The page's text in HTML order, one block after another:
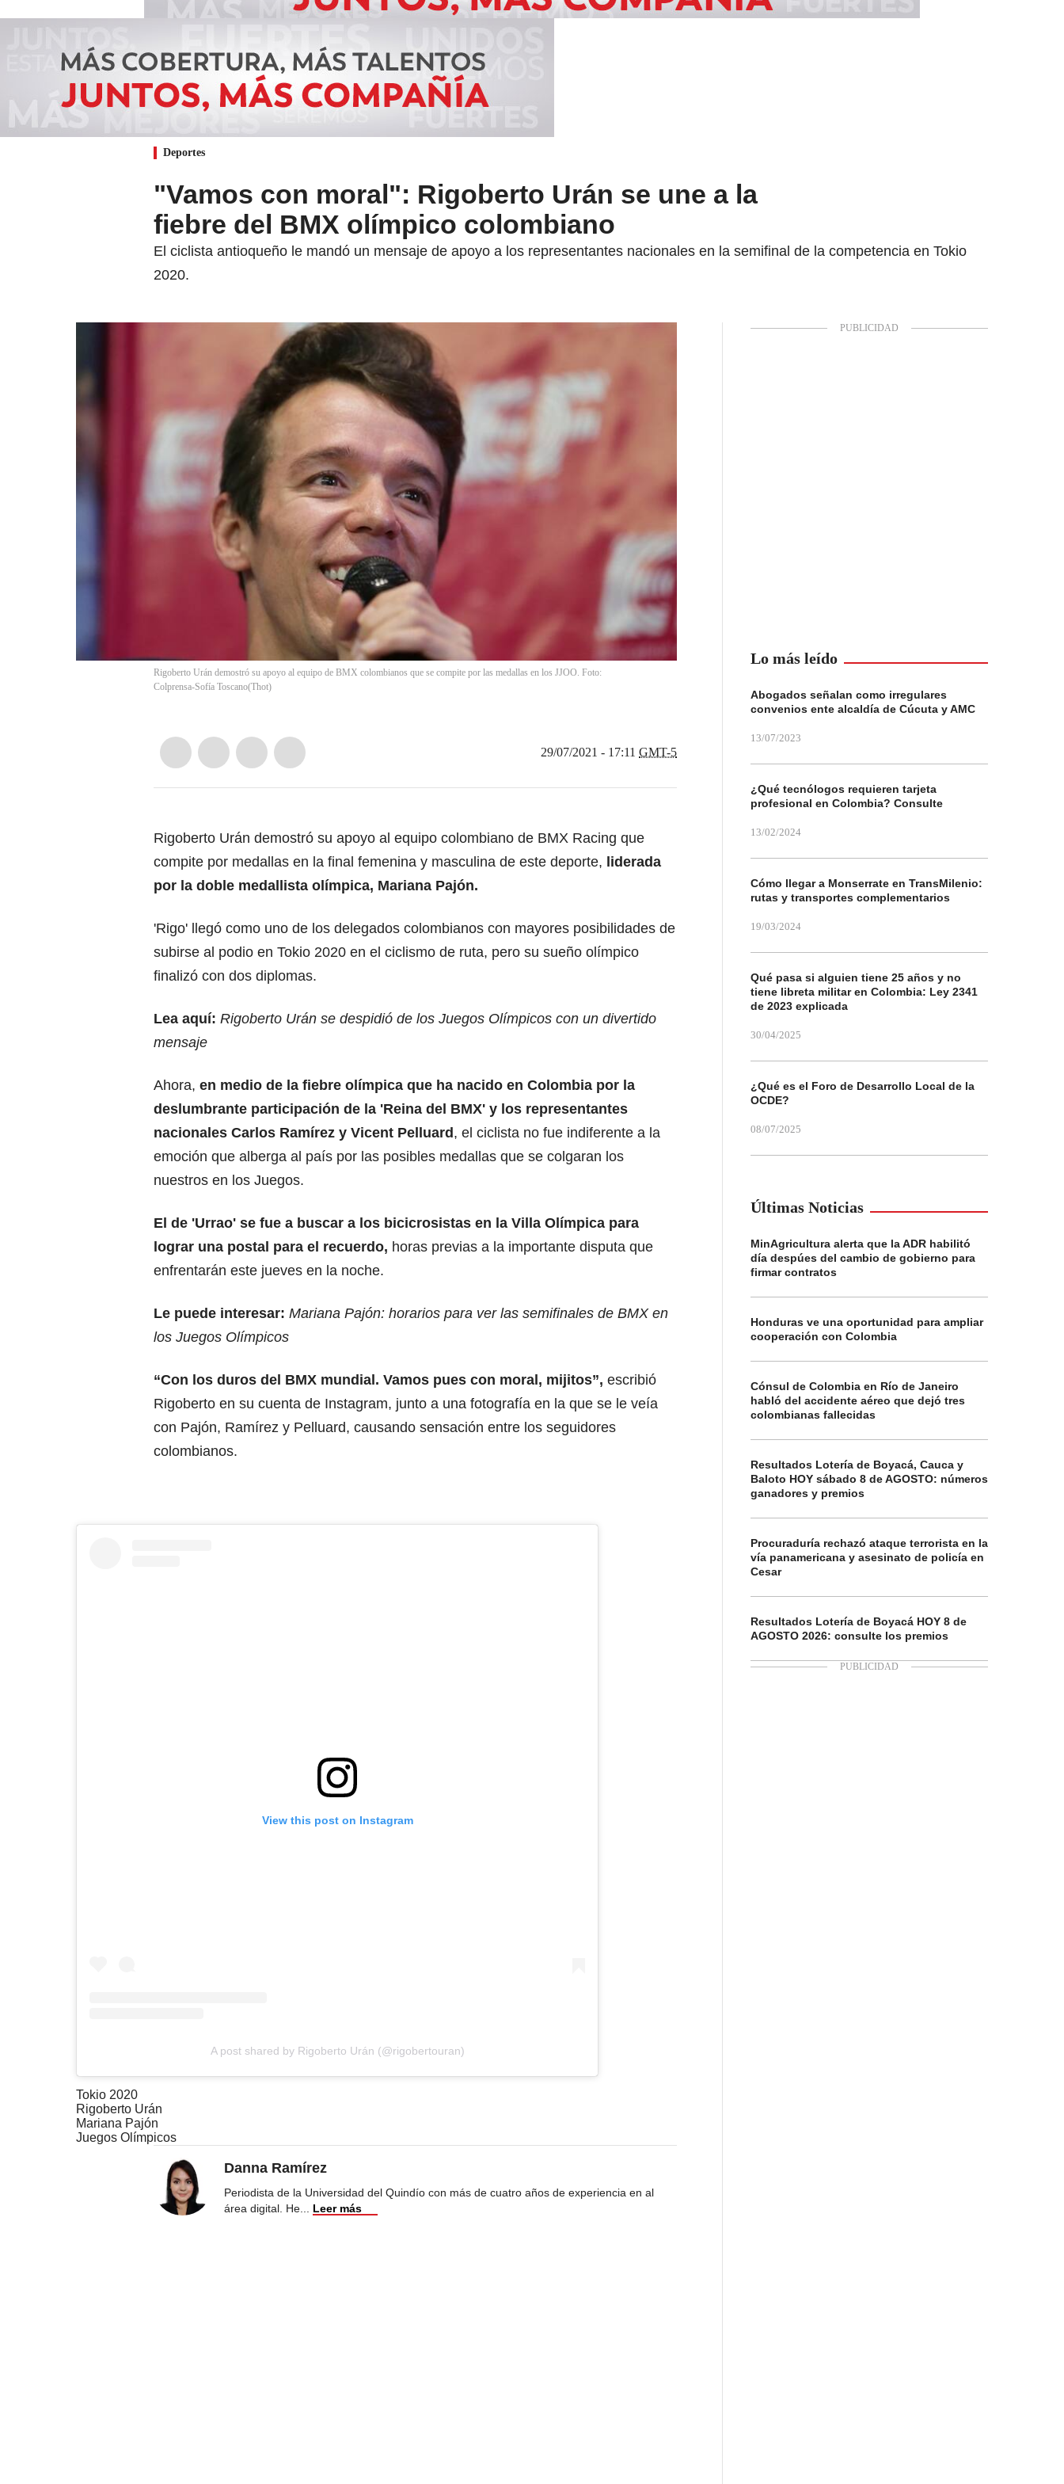
Deportes
"Vamos con moral": Rigoberto Urán se une a la
fiebre del BMX olímpico colombiano
El ciclista antioqueño le mandó un mensaje de apoyo a los representantes nacionales en la semifinal de la competencia en Tokio
2020.
Rigoberto Urán demostró su apoyo al equipo de BMX colombianos que se compite por las medallas en los JJOO. Foto:
Colprensa-Sofía Toscano(Thot)
29/07/2021 - 17:11 GMT-5
Rigoberto Urán demostró su apoyo al equipo colombiano de BMX Racing que
compite por medallas en la final femenina y masculina de este deporte, liderada
por la doble medallista olímpica, Mariana Pajón.
'Rigo' llegó como uno de los delegados colombianos con mayores posibilidades de
subirse al podio en Tokio 2020 en el ciclismo de ruta, pero su sueño olímpico
finalizó con dos diplomas.
Lea aquí: Rigoberto Urán se despidió de los Juegos Olímpicos con un divertido
mensaje
Ahora, en medio de la fiebre olímpica que ha nacido en Colombia por la
deslumbrante participación de la 'Reina del BMX' y los representantes
nacionales Carlos Ramírez y Vicent Pelluard, el ciclista no fue indiferente a la
emoción que alberga al país por las posibles medallas que se colgaran los
nuestros en los Juegos.
El de 'Urrao' se fue a buscar a los bicicrosistas en la Villa Olímpica para
lograr una postal para el recuerdo, horas previas a la importante disputa que
enfrentarán este jueves en la noche.
Le puede interesar: Mariana Pajón: horarios para ver las semifinales de BMX en
los Juegos Olímpicos
“Con los duros del BMX mundial. Vamos pues con moral, mijitos”, escribió
Rigoberto en su cuenta de Instagram, junto a una fotografía en la que se le veía
con Pajón, Ramírez y Pelluard, causando sensación entre los seguidores
colombianos.
View this post on Instagram
A post shared by Rigoberto Urán (@rigobertouran)
Tokio 2020
Rigoberto Urán
Mariana Pajón
Juegos Olímpicos
Danna Ramírez
Periodista de la Universidad del Quindío con más de cuatro años de experiencia en al
área digital. He
Leer más
Lo más leído
Abogados señalan como irregulares
convenios ente alcaldía de Cúcuta y AMC
13/07/2023
¿Qué tecnólogos requieren tarjeta
profesional en Colombia? Consulte
13/02/2024
Cómo llegar a Monserrate en TransMilenio:
rutas y transportes complementarios
19/03/2024
Qué pasa si alguien tiene 25 años y no
tiene libreta militar en Colombia: Ley 2341
de 2023 explicada
30/04/2025
¿Qué es el Foro de Desarrollo Local de la
OCDE?
08/07/2025
Últimas Noticias
MinAgricultura alerta que la ADR habilitó
día despúes del cambio de gobierno para
firmar contratos
Honduras ve una oportunidad para ampliar
cooperación con Colombia
Cónsul de Colombia en Río de Janeiro
habló del accidente aéreo que dejó tres
colombianas fallecidas
Resultados Lotería de Boyacá, Cauca y
Baloto HOY sábado 8 de AGOSTO: números
ganadores y premios
Procuraduría rechazó ataque terrorista en la
vía panamericana y asesinato de policía en
Cesar
Resultados Lotería de Boyacá HOY 8 de
AGOSTO 2026: consulte los premios